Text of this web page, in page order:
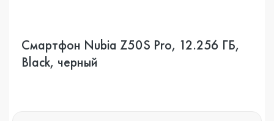
Смартфон Nubia Z50S Pro, 12.256 ГБ,
Black, черный